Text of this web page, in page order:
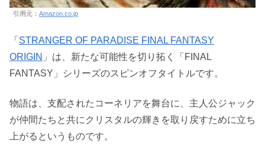
引用元： Amazon.co.jp
「 STRANGER OF PARADISE FINAL FANTASY
ORIGIN 」は、新たな可能性を切り拓く「FINAL
FANTASY」シリーズのスピンオフタイトルです。
物語は、支配されたコーネリアを舞台に、主人公ジャック
が仲間たちと共にクリスタルの輝きを取り戻すために立ち
上がるというものです。